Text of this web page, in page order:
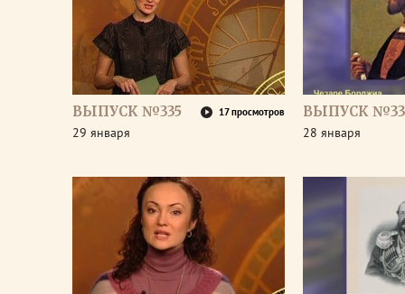
ВЫПУСК №335 17 просмотров
29 января
ВЫПУСК
28 января